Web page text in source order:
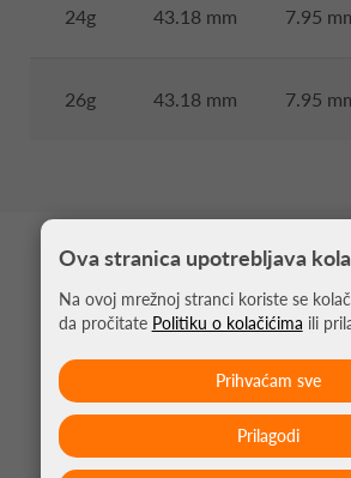
24g 43.18 mm 7.95
26g 43.18 mm 7.95
MOŽDA VAS
Ova stranica upotrebljava
Na ovoj mrežnoj stranci koriste se
da pročitate Politiku o kolačićima ili
Prilagodi
Prihvaćam sve